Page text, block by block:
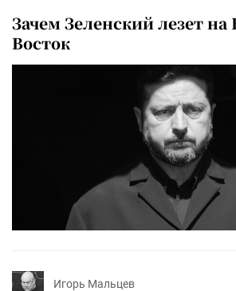
Зачем Зеленский лезет
Восток
Игорь Мальцев